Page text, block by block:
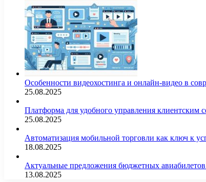
Особенности видеохостинга и онлайн-видео в
25.08.2025
Платформа для удобного управления клиентским
25.08.2025
Автоматизация мобильной торговли как ключ к
18.08.2025
Актуальные предложения бюджетных
13.08.2025